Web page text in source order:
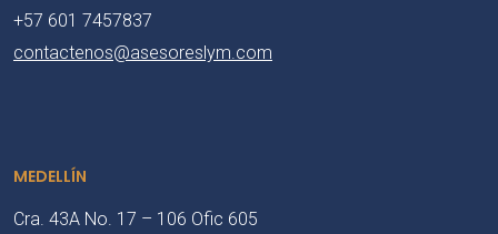
+57 601 7457837
contactenos@asesoreslym.com
MEDELLÍN
Cra. 43A No. 17 – 106 Ofic 605